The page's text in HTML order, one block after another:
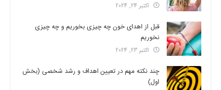
اکتبر 24, 2024
قبل از اهدای خون چه چیزی بخوریم و چه چیزی
نخوریم
اکتبر 23, 2024
چند نکته مهم در تعیین اهداف و رشد شخصی (بخش
اول)